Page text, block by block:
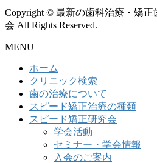
Copyright © 最新の歯科治療・矯
会 All Rights Reserved.
MENU
ホーム
クリニック検索
歯の治療について
スピード矯正治療の種類
スピード矯正研究会
学会活動
セミナー・学会情報
入会のご案内